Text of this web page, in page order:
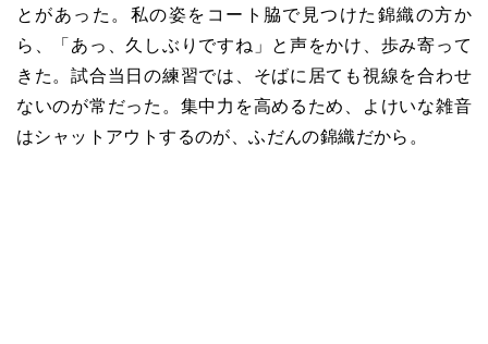
とがあった。私の姿をコート脇で見つけた錦織の方か
ら、「あっ、久しぶりですね」と声をかけ、歩み寄って
きた。試合当日の練習では、そばに居ても視線を合わせ
ないのが常だった。集中力を高めるため、よけいな雑音
はシャットアウトするのが、ふだんの錦織だから。